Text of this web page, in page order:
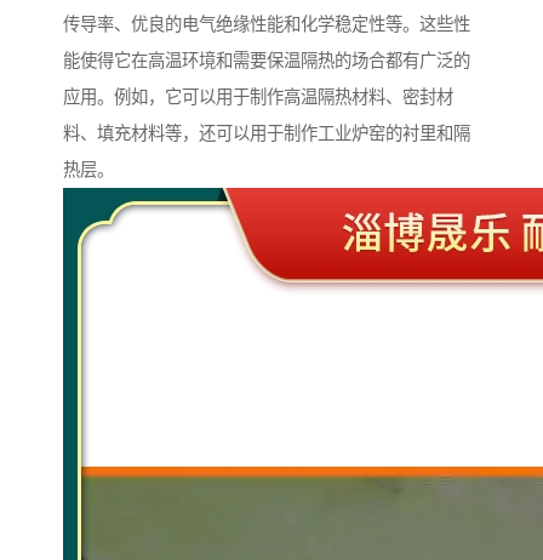
传导率、优良的电气绝缘性能和化学稳定性等。这些性
能使得它在高温环境和需要保温隔热的场合都有广泛的
应用。例如，它可以用于制作高温隔热材料、密封材
料、填充材料等，还可以用于制作工业炉窑的衬里和隔
热层。